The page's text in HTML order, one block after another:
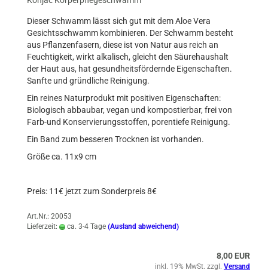
Dieser Schwamm lässt sich gut mit dem Aloe Vera
Gesichtsschwamm kombinieren. Der Schwamm besteht
aus Pflanzenfasern, diese ist von Natur aus reich an
Feuchtigkeit, wirkt alkalisch, gleicht den Säurehaushalt
der Haut aus, hat gesundheitsfördernde Eigenschaften.
Sanfte und gründliche Reinigung.
Ein reines Naturprodukt mit positiven Eigenschaften:
Biologisch abbaubar, vegan und kompostierbar, frei von
Farb-und Konservierungsstoffen, porentiefe Reinigung.
Ein Band zum besseren Trocknen ist vorhanden.
Größe ca. 11x9 cm
Preis: 11€ jetzt zum Sonderpreis 8€
Art.Nr.: 20053
Lieferzeit:
ca. 3-4 Tage (Ausland abweichend)
8,00 EUR
inkl. 19% MwSt. zzgl. Versand